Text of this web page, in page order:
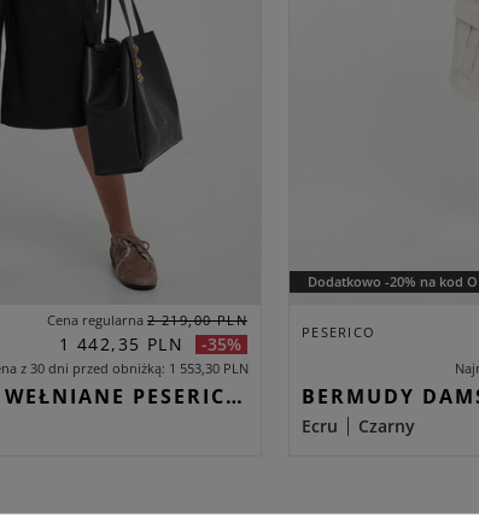
Cena regularna 2 219,00 PLN
1 442,35 PLN -35%
z 30 dni przed obniżką 1 553,30 PLN
BERMUDY DAMSKIE WEŁNIANE PESERICO CZARNY CARGO
Dodatkowo -20% na kod
PESERICO
Ecru Czarny